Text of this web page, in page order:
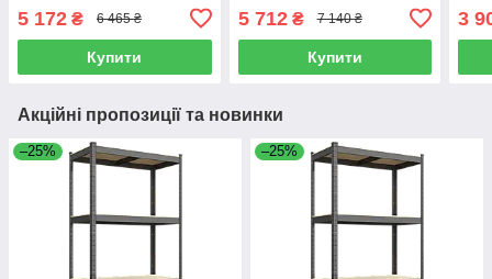
5 172 ₴ 6 465 ₴
Купити
5 712₴ 7 140 ₴
Купити
3
Акційні пропозиції та новинки
–25% –25%